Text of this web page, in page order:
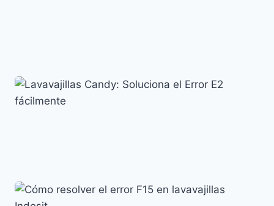
Error E01 en Lavavajillas Beko: Causas y Soluciones
Códigos de error y su significado
Lavavajillas Candy: Soluciona el Error E2 fácilmente
Códigos de error y su significado